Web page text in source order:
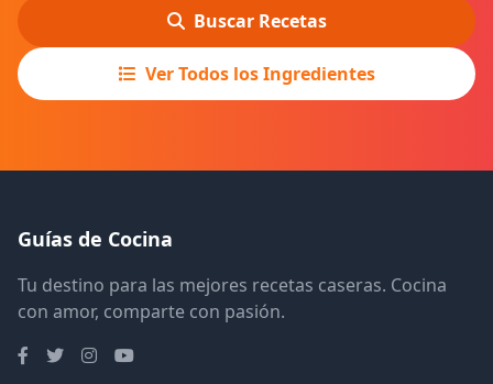
Buscar Recetas
Ver Todos los Ingredientes
Guías de Cocina
Tu destino para las mejores recetas caseras. Cocina
con amor, comparte con pasión.